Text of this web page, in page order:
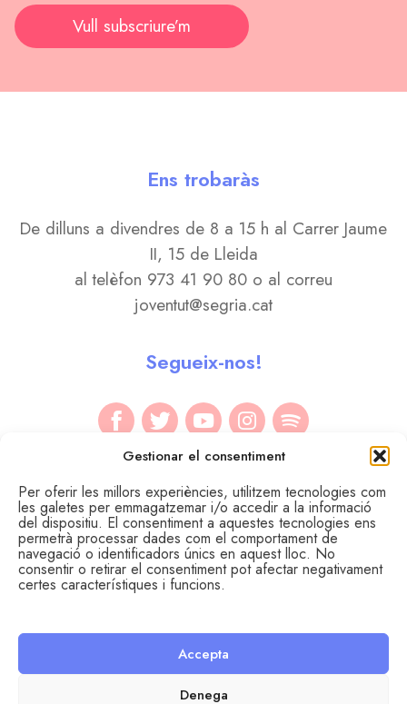
Gestionar el consentiment
Per oferir les millors experiències, utilitzem tecnologies com
les galetes per emmagatzemar i/o accedir a la informació
del dispositiu. El consentiment a aquestes tecnologies ens
permetrà processar dades com el comportament de
navegació o identificadors únics en aquest lloc. No
consentir o retirar el consentiment pot afectar negativament
certes característiques i funcions.
Accepta
Denega
Vull subscriure’m
Ens trobaràs
De dilluns a divendres de 8 a 15 h al Carrer Jaume
II, 15 de Lleida
al telèfon 973 41 90 80 o al correu
joventut@segria.cat
Segueix-nos!
© Àrea de Joventut del Consell Comarcal del Segrià.
Política de cookies